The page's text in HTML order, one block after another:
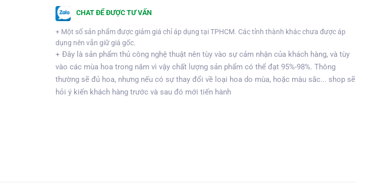
CHAT ĐỂ ĐƯỢC TƯ VẤN
+ Một số sản phẩm được giảm giá chỉ áp dụng tại TPHCM. Các tỉnh thành khác chưa được áp
dụng nên vẫn giữ giá gốc.
+ Đây là sản phẩm thủ công nghệ thuật nên tùy vào sự cảm nhận của khách hàng, và tùy
vào các mùa hoa trong năm vì vậy chất lượng sản phẩm có thể đạt 95%-98%. Thông
thường sẽ đủ hoa, nhưng nếu có sự thay đổi về loại hoa do mùa, hoặc màu sắc... shop sẽ
hỏi ý kiến khách hàng trước và sau đó mới tiến hành